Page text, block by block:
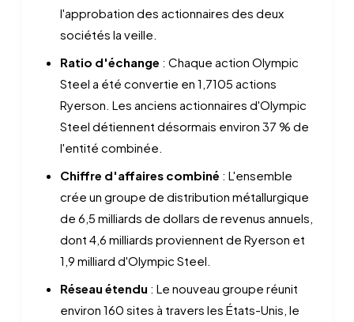
l'approbation des actionnaires des deux
sociétés la veille.
Ratio d'échange : Chaque action Olympic
Steel a été convertie en 1,7105 actions
Ryerson. Les anciens actionnaires d'Olympic
Steel détiennent désormais environ 37 % de
l'entité combinée.
Chiffre d'affaires combiné : L'ensemble
crée un groupe de distribution métallurgique
de 6,5 milliards de dollars de revenus annuels,
dont 4,6 milliards proviennent de Ryerson et
1,9 milliard d'Olympic Steel.
Réseau étendu : Le nouveau groupe réunit
environ 160 sites à travers les États-Unis, le